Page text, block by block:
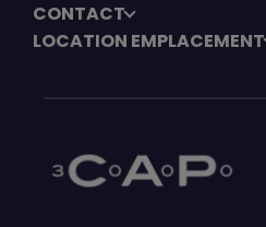
CONTACT
LOCATION EMPLACEMENT